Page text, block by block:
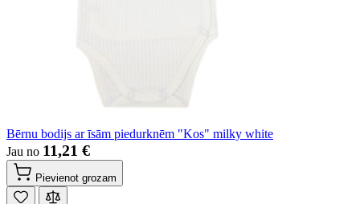
Bērnu bodijs ar īsām piedurknēm "Kos" milky white
Jau no 11,21 €
Pievienot grozam